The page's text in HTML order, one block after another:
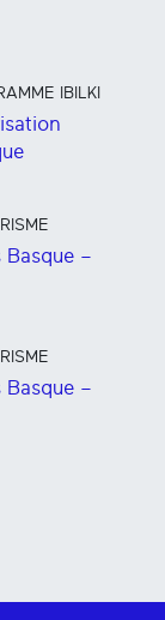
IBILKI
–
–